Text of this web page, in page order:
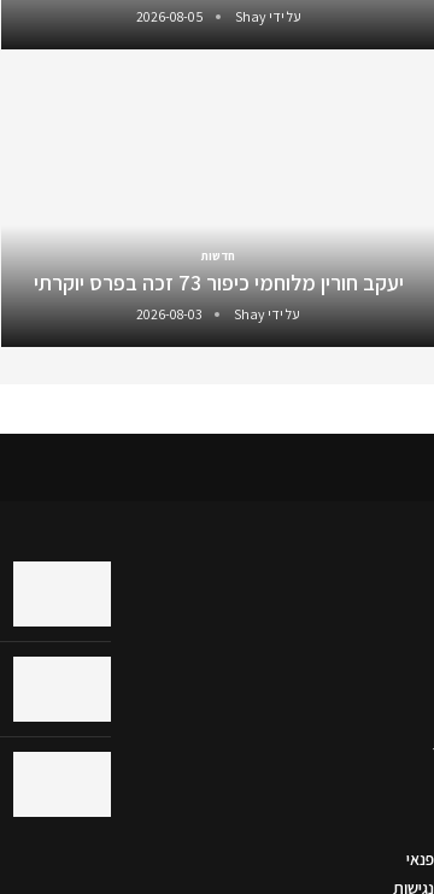
על ידיShay
2026-08-05
חדשות
יעקב חורין מלוחמי כיפור 73 זכה בפרס יוקרתי
על ידי Shay
2026-08-03